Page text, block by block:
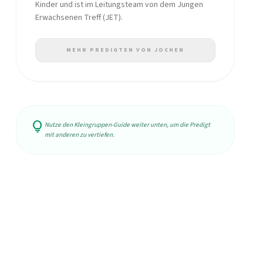
Kinder und ist im Leitungsteam von dem Jungen
Erwachsenen Treff (JET).
MEHR PREDIGTEN VON JOCHEN
lightbulb Nutze den Kleingruppen-Guide weiter unten, um die Predigt
mit anderen zu vertiefen.